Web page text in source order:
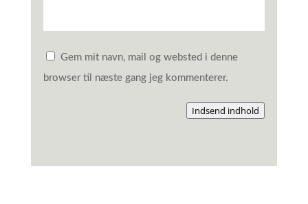
Gem mit navn, mail og websted i denne
browser til næste gang jeg kommenterer.
Indsend indhold